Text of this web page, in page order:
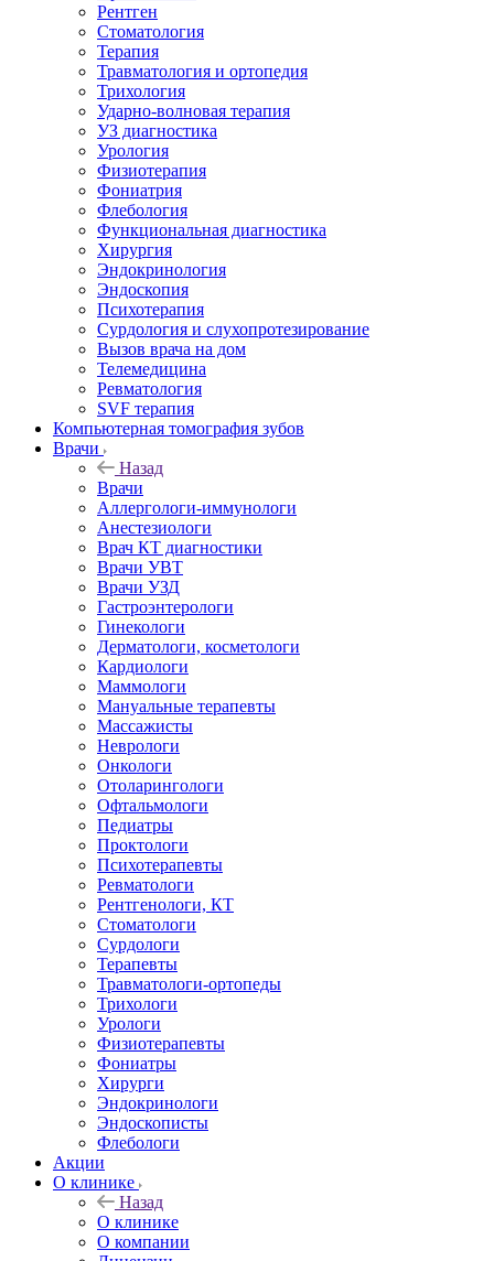
Рентген
Стоматология
Терапия
Травматология и ортопедия
Трихология
Ударно-волновая терапия
УЗ диагностика
Урология
Физиотерапия
Фониатрия
Флебология
Функциональная диагностика
Хирургия
Эндокринология
Эндоскопия
Психотерапия
Сурдология и слухопротезирование
Вызов врача на дом
Телемедицина
Ревматология
SVF терапия
Компьютерная томография зубов
Врачи
Назад
Врачи
Аллергологи-иммунологи
Анестезиологи
Врач КТ диагностики
Врачи УВТ
Врачи УЗД
Гастроэнтерологи
Гинекологи
Дерматологи, косметологи
Кардиологи
Маммологи
Мануальные терапевты
Массажисты
Неврологи
Онкологи
Отоларингологи
Офтальмологи
Педиатры
Проктологи
Психотерапевты
Ревматологи
Рентгенологи, КТ
Стоматологи
Сурдологи
Терапевты
Травматологи-ортопеды
Трихологи
Урологи
Физиотерапевты
Фониатры
Хирурги
Эндокринологи
Эндоскописты
Флебологи
Акции
О клинике
Назад
О клинике
О компании